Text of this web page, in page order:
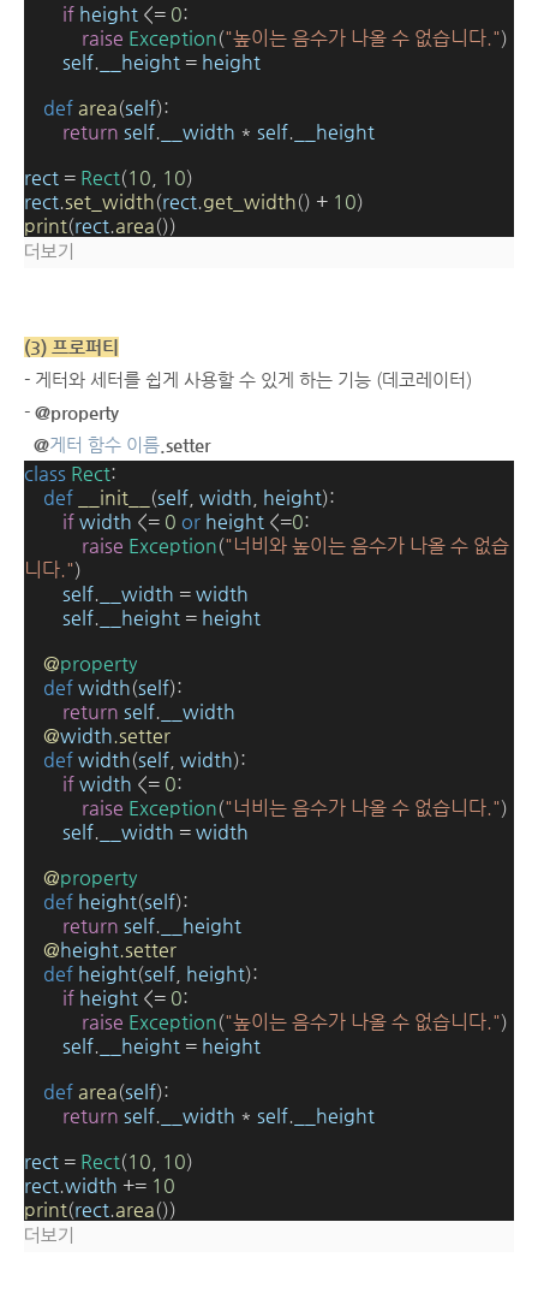
if height <= 0:
raise Exception("높이는 음수가 나올 수 없습니다.")
self. __height = height
def area(self):
return self. __width * self. __height
rect = Rect(10 10)
rect.set_width(rect.get_width() + 10)
print(rect.area())
더보기
(3) 프로퍼티
- 게터와 세터를 쉽게 사용할 수 있게 하는 기능 (데코레이터)
- @property
@게터 함수 이름 .setter
class Rect:
def
__init__ (self width height):
if width <= 0 or height <=0:
raise Exception("너비와 높이는 음수가 나올 수 없습
니다.")
self. __width = width
self. __height = height
@property
def width(self):
return self. __width
@width.setter
def width(self width):
if width <= 0:
raise Exception("너비는 음수가 나올 수 없습니다.")
self. __width = width
@property
def height(self):
return self. __height
@height.setter
def height(self height):
if height <= 0:
raise Exception("높이는 음수가 나올 수 없습니다.")
self. __height = height
def area(self):
return self. __width * self. __height
rect = Rect(10 10)
rect.width += 10
print(rect.area())
더보기